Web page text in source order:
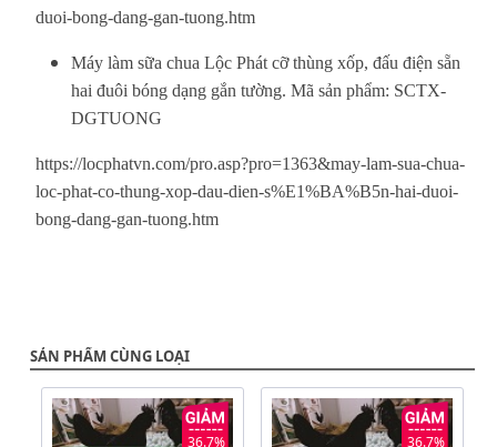
duoi-bong-dang-gan-tuong.htm
Máy làm sữa chua Lộc Phát cỡ thùng xốp, đấu điện sẵn
hai đuôi bóng dạng gắn tường. Mã sản phẩm: SCTX-
DGTUONG
https://locphatvn.com/pro.asp?pro=1363&may-lam-sua-chua-
loc-phat-co-thung-xop-dau-dien-s%E1%BA%B5n-hai-duoi-
bong-dang-gan-tuong.htm
SẢN PHẨM CÙNG LOẠI
36.7% 36.7%